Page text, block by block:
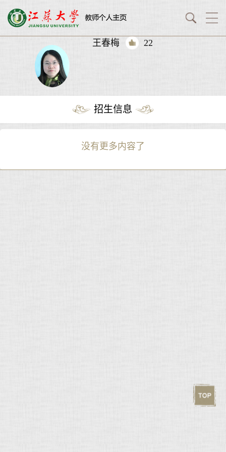
王春梅 22
招生信息
没有更多内容了